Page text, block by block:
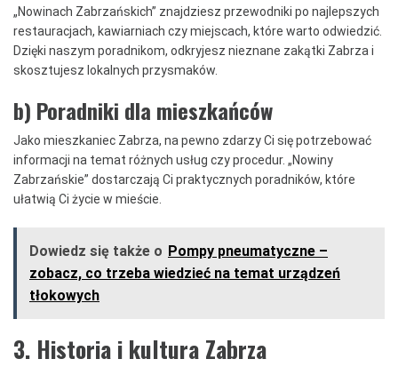
„Nowinach Zabrzańskich” znajdziesz przewodniki po najlepszych
restauracjach, kawiarniach czy miejscach, które warto odwiedzić.
Dzięki naszym poradnikom, odkryjesz nieznane zakątki Zabrza i
skosztujesz lokalnych przysmaków.
b) Poradniki dla mieszkańców
Jako mieszkaniec Zabrza, na pewno zdarzy Ci się potrzebować
informacji na temat różnych usług czy procedur. „Nowiny
Zabrzańskie” dostarczają Ci praktycznych poradników, które
ułatwią Ci życie w mieście.
Dowiedz się także o Pompy pneumatyczne –
zobacz, co trzeba wiedzieć na temat urządzeń
tłokowych
3. Historia i kultura Zabrza